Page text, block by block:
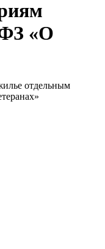
ФЗ «О
отдельным